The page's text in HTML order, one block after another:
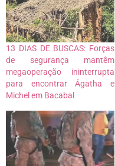
13 DIAS DE BUSCAS: Forças
de segurança mantêm
megaoperação ininterrupta
para encontrar Ágatha e
Michel em Bacabal